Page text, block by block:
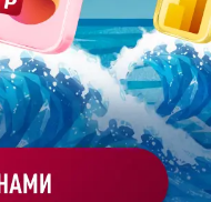
ЗАКАЗАТЬ ТАКУЮ ПРЕЗЕНТАЦИЮ